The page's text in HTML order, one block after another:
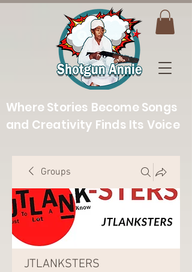
Where Stories Become Songs
and Creativity Finds Its Voice
Groups
JTLANKSTERS